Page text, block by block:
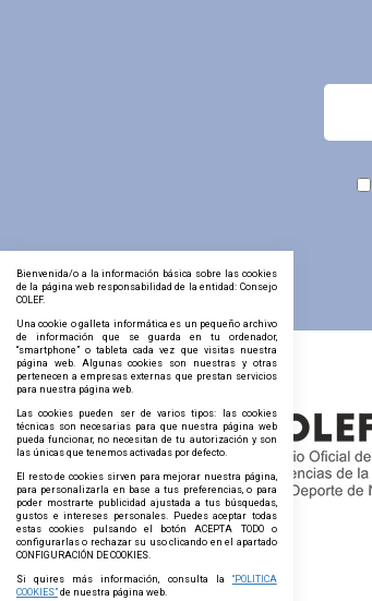
Bienvenida/o a la información básica sobre las cookies
de la página web responsabilidad de la entidad: Consejo
COLEF.
Una cookie o galleta informática es un pequeño archivo
de información que se guarda en tu ordenador,
“smartphone” o tableta cada vez que visitas nuestra
página web. Algunas cookies son nuestras y otras
pertenecen a empresas externas que prestan servicios
para nuestra página web.
Las cookies pueden ser de varios tipos: las cookies
técnicas son necesarias para que nuestra página web
pueda funcionar, no necesitan de tu autorización y son
las únicas que tenemos activadas por defecto.
El resto de cookies sirven para mejorar nuestra página,
para personalizarla en base a tus preferencias, o para
poder mostrarte publicidad ajustada a tus búsquedas,
gustos e intereses personales. Puedes aceptar todas
estas cookies pulsando el botón ACEPTA TODO o
configurarlas o rechazar su uso clicando en el apartado
CONFIGURACIÓN DE COOKIES.
Si quires más información, consulta la “POLITICA
COOKIES” de nuestra página web.